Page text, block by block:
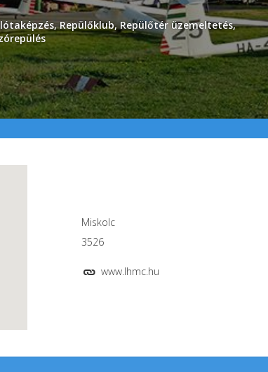
,Repülőklub,Repülőtér üzemeltetés,
Miskolc
3526
www.lhmc.hu